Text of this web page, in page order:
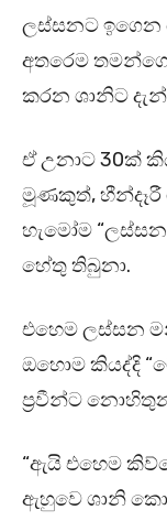
ලස්සනට ඉගෙන
අතරෙම
කරන ශානිට
ඒ උනාට 30ක්
මූණකුත්, හීන්දෑරී
හැමෝම
හේතු තිබුනා.
එහෙම ලස්සන
ඔහොම කියද්දි
ප්‍රවීන්ට
“ඇයි එහෙම
ඇහුවෙ ශානි